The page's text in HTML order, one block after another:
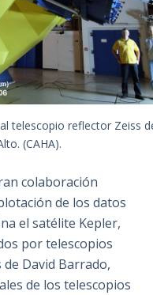
telescopio reflector Zeiss
(CAHA).
colaboración
de los datos
el satélite Kepler,
por telescopios
David Barrado,
de los telescopios